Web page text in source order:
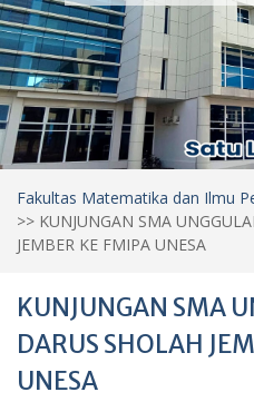
Fakultas Matematika dan Ilmu
>> KUNJUNGAN SMA
JEMBER KE FMIPA UNESA
KUNJUNGAN SMA
DARUS SHOLAH
UNESA